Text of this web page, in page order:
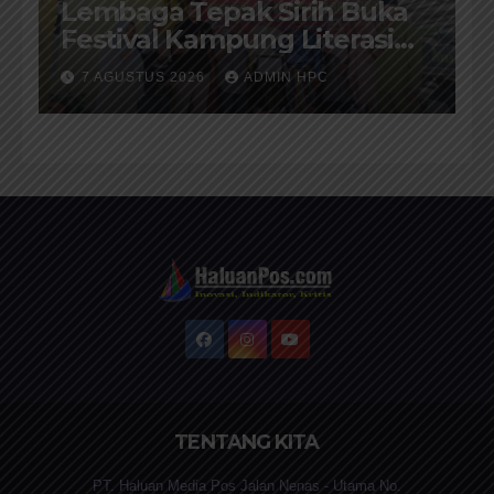
Lembaga Tepak Sirih Buka
Festival Kampung Literasi
dan Pelatihan Penguatan
TBM/Perpustakaan Desa
2026
7 AGUSTUS 2026 ADMIN HPC
TENTANG KITA
PT. Haluan Media Pos Jalan Nenas - Utama No.